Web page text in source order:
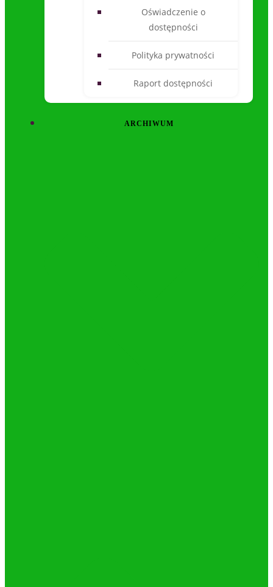
Oświadczenie o
dostępności
Polityka prywatności
Raport dostępności
ARCHIWUM